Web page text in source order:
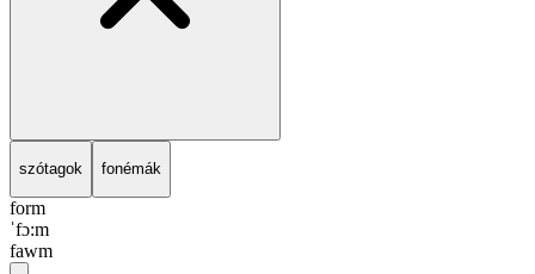
szótagok fonémák
form
ˈfɔ:m
fawm